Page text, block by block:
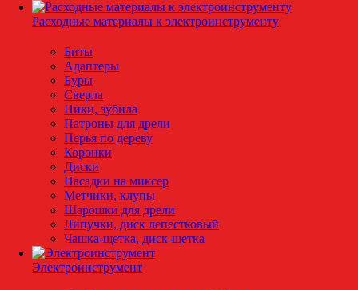
Расходные материалы к электроинструменту
Биты
Адаптеры
Буры
Сверла
Пики, зубила
Патроны для дрели
Перья по дереву
Коронки
Диски
Насадки на миксер
Метчики, клупы
Шарошки для дрели
Липучки, диск лепестковый
Чашка-щетка, диск-щетка
Электроинструмент